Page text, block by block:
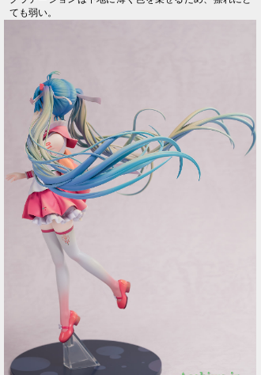
ても弱い。